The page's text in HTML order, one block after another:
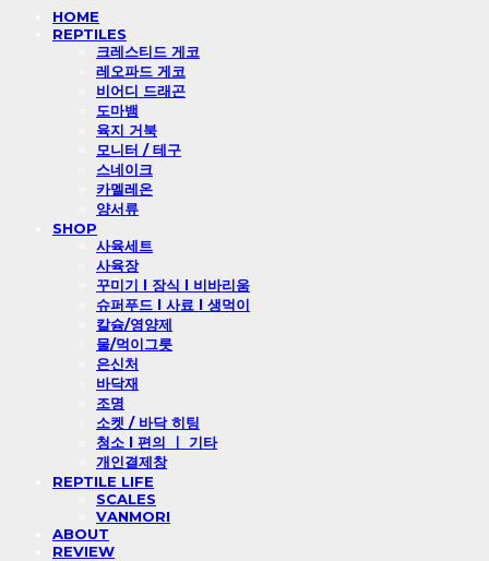
HOME
REPTILES
크레스티드 게코
레오파드 게코
비어디 드래곤
도마뱀
육지 거북
모니터 / 테구
스네이크
카멜레온
양서류
SHOP
사육세트
사육장
꾸미기 l 장식 l 비바리움
슈퍼푸드 l 사료 l 생먹이
칼슘/영양제
물/먹이그릇
은신처
바닥재
조명
소켓 / 바닥 히팅
청소 l 편의 ㅣ 기타
개인결제창
REPTILE LIFE
SCALES
VANMORI
ABOUT
REVIEW